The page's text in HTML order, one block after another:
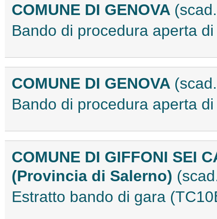
COMUNE DI GENOVA
Bando di procedura aperta
COMUNE DI GENOVA
Bando di procedura aperta
COMUNE DI GIFFONI SEI
(Provincia di Salerno)
Estratto bando di gara